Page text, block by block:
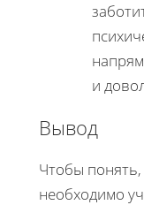
и
Вывод
Чтобы понять,
необходимо